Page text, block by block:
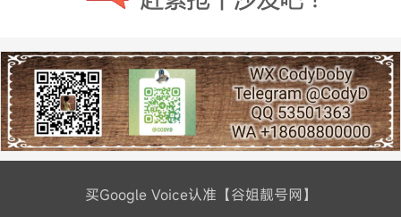
买Google Voice认准【谷姐靓号网】